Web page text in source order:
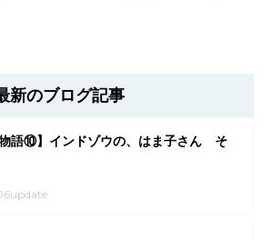
新のブログ記事
物語⑩】インドゾウの、はま子さん そ